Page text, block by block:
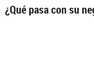
¿Qué pasa con su